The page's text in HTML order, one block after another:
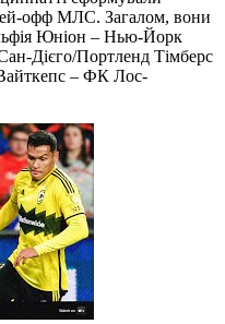
офф МЛС. Загалом, вони
Юніон – Нью-Йорк
Дієго/Портленд Тімберс
– ФК Лос-